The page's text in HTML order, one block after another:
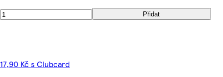
Přidat
17,90 Kč s Clubcard